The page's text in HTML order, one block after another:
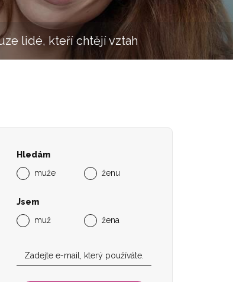
lidé, kteří chtějí vztah
Hledám
muže
ženu
Jsem
muž
žena